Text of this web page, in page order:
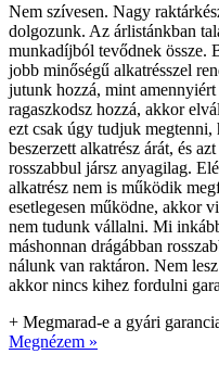
Nem szívesen. Nagy
dolgozunk. Az árlistánkban
munkadíjból tevődnek össze.
jobb minőségű alkatrésszel
jutunk hozzá, mint
ragaszkodsz hozzá, akkor
ezt csak úgy tudjuk
beszerzett alkatrész árát, és
rosszabbul jársz anyagilag.
alkatrész nem is működik
esetlegesen működne, akkor
nem tudunk vállalni. Mi
máshonnan drágábban
nálunk van raktáron. Nem
akkor nincs kihez fordulni
+ Megmarad-e a gyári
Megnézem »